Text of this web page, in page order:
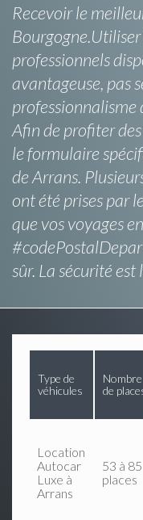
Recevoir le
professionnels
avantageuse, pas
Afin de profiter
le formulaire
de Arrans.
ont été prises par
que vos voyages
sûr. La sécurité
Type de
véhicules
Nombre
de
Location
Autocar
Luxe à
Arrans
53 à 85
places